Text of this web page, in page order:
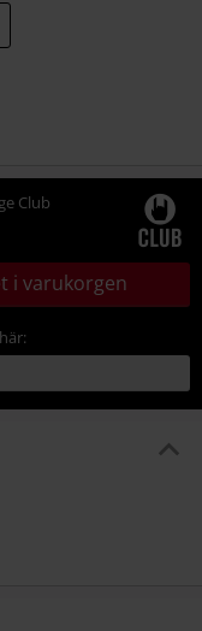
Club
i varukorgen